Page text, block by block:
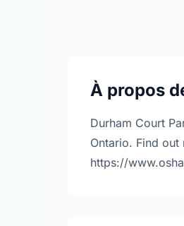
À propos
Durham Court
Ontario. Find
https://